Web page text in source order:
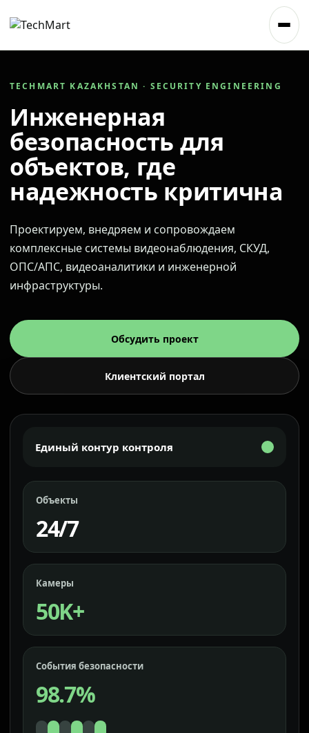
TECHMART KAZAKHSTAN · SECURITY ENGINEERING
Инженерная
безопасность для
объектов, где
надежность критична
Проектируем, внедряем и сопровождаем
комплексные системы видеонаблюдения, СКУД,
ОПС/АПС, видеоаналитики и инженерной
инфраструктуры.
Обсудить проект
Клиентский портал
Единый контур контроля
Объекты
24/7
Камеры
50K+
События безопасности
98.7%